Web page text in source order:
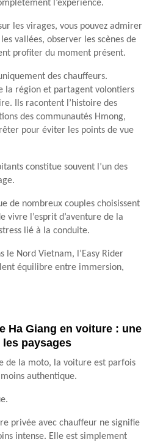
l’expérience.
les virages, vous pouvez admirer
vallées, observer les scènes de
profiter du moment présent.
des chauffeurs.
la région et partagent volontiers
Ils racontent l’histoire des
des communautés Hmong,
pour éviter les points de vue
constitue souvent l’un des
de nombreux couples choisissent
l’esprit d’aventure de la
lié à la conduite.
le Nord Vietnam, l’Easy Rider
équilibre entre immersion,
Ha Giang en voiture : une
les paysages
de la moto, la voiture est parfois
authentique.
privée avec chauffeur ne signifie
intense. Elle est simplement